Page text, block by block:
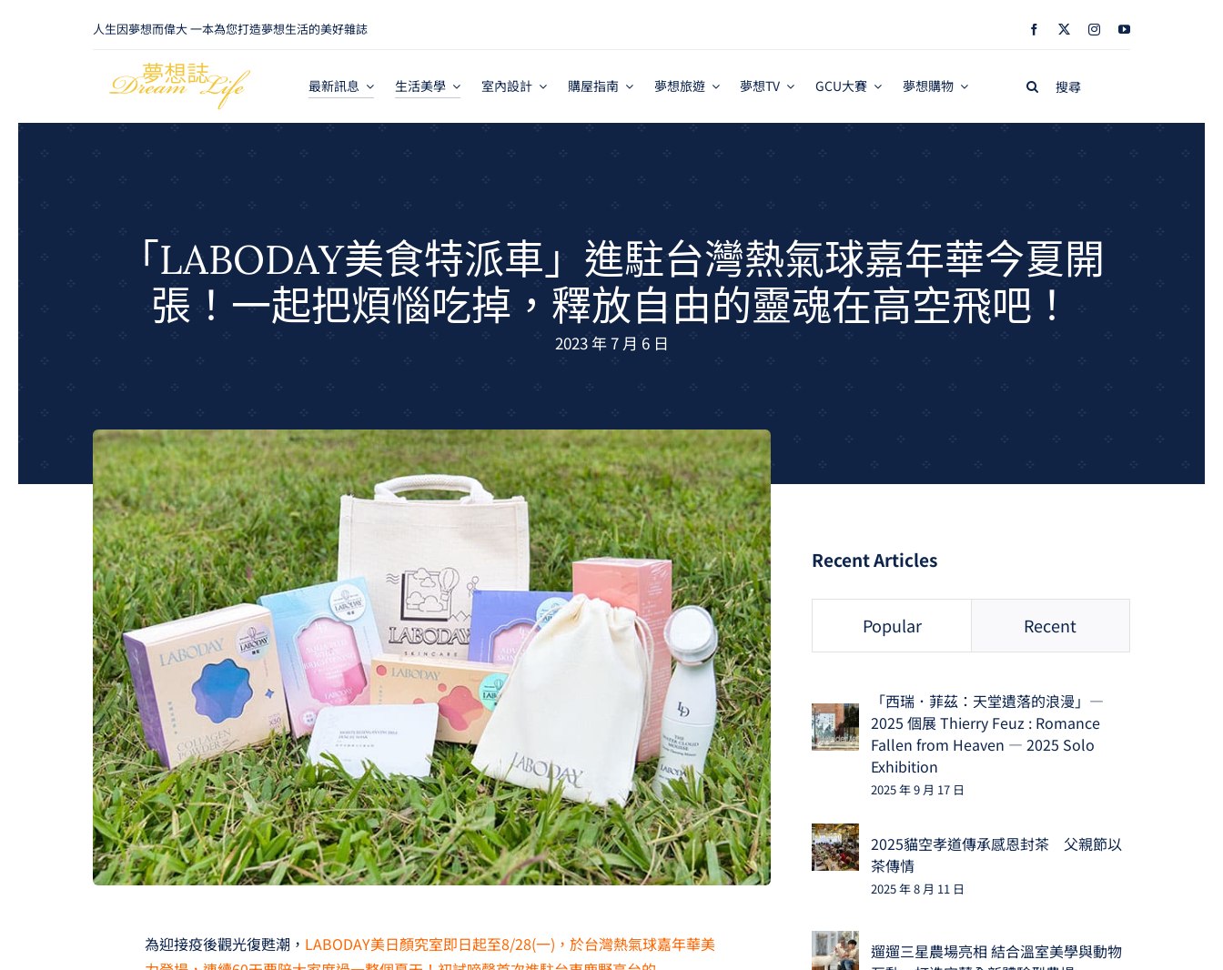
人生因夢想而偉大 一本為您打造夢想生活的美好雜誌
最新訊息 生活美學 室內設計 購屋指南 夢想旅遊 夢想TV GCU大賽 夢想購物
Search
「LABODAY美食特派車」進駐台灣熱氣球嘉年華今夏開
張！一起把煩惱吃掉，釋放自由的靈魂在高空飛吧！
2023 年 7 月 6 日
為迎接疫後觀光復甦潮， LABODAY美日顏究室即日起至8/28(一)，於台灣熱氣球嘉年華美
Recent Articles
Popular Recent
「西瑞．菲茲：天堂遺落的浪漫」—
2025 個展 Thierry Feuz : Romance
Fallen from Heaven — 2025 Solo
Exhibition
2025 年 9 月 17 日
2025貓空孝道傳承感恩封茶 父親節以
茶傳情
2025 年 8 月 11 日
遛遛三星農場亮相 結合溫室美學與動物